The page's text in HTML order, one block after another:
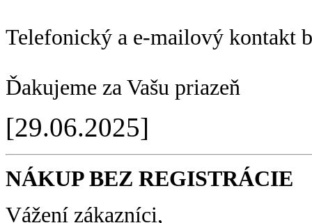
Telefonický a e-mailový kontakt
Ďakujeme za Vašu priazeň
[29.06.2025]
NÁKUP BEZ REGISTRÁCIE
Vážení zákazníci,